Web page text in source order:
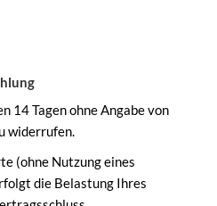
14 Tagen ohne Angabe von
widerrufen.
(ohne Nutzung eines
die Belastung Ihres